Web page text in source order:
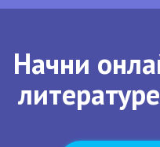
Начни